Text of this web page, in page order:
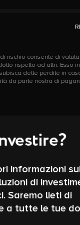
rischio consente di
rispetto ad altri. Esso
delle perdite in
da parte nostra di
informazioni
di
Saremo lieti di
a tutte le tue